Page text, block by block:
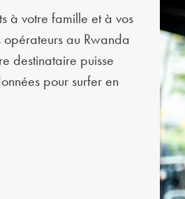
à votre famille et à vos
opérateurs au Rwanda
destinataire puisse
pour surfer en